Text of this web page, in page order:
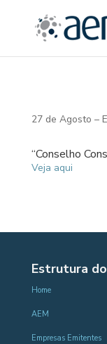
27 de Agosto –
“Conselho
Veja aqui
Estrutura
Home
AEM
Empresas Emitentes